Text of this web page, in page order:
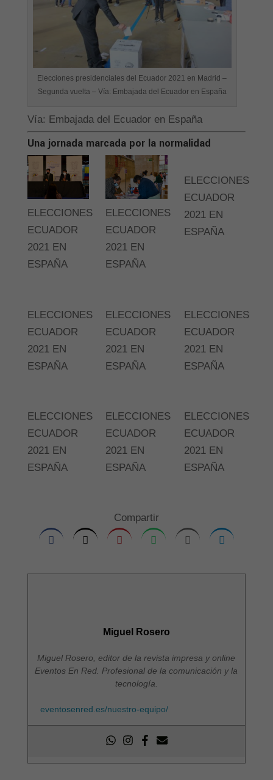
Elecciones presidenciales del Ecuador 2021 en Madrid –
Segunda vuelta – Vía: Embajada del Ecuador en España
Vía: Embajada del Ecuador en España
Una jornada marcada por la normalidad
ELECCIONES
ECUADOR
2021 EN
ESPAÑA
ELECCIONES
ECUADOR
2021 EN
ESPAÑA
ELECCIONES
ECUADOR
2021 EN
ESPAÑA
ELECCIONES
ECUADOR
2021 EN
ESPAÑA
ELECCIONES
ECUADOR
2021 EN
ESPAÑA
ELECCIONES
ECUADOR
2021 EN
ESPAÑA
ELECCIONES
ECUADOR
2021 EN
ESPAÑA
ELECCIONES
ECUADOR
2021 EN
ESPAÑA
ELECCIONES
ECUADOR
2021 EN
ESPAÑA
Compartir
Miguel Rosero
Miguel Rosero, editor de la revista impresa y online
Eventos En Red. Profesional de la comunicación y la
tecnología.
eventosenred.es/nuestro-equipo/